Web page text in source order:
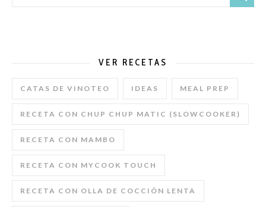
VER RECETAS
CATAS DE VINOTEO IDEAS MEAL PREP
RECETA CON CHUP CHUP MATIC (SLOWCOOKER)
RECETA CON MAMBO
RECETA CON MYCOOK TOUCH
RECETA CON OLLA DE COCCIÓN LENTA